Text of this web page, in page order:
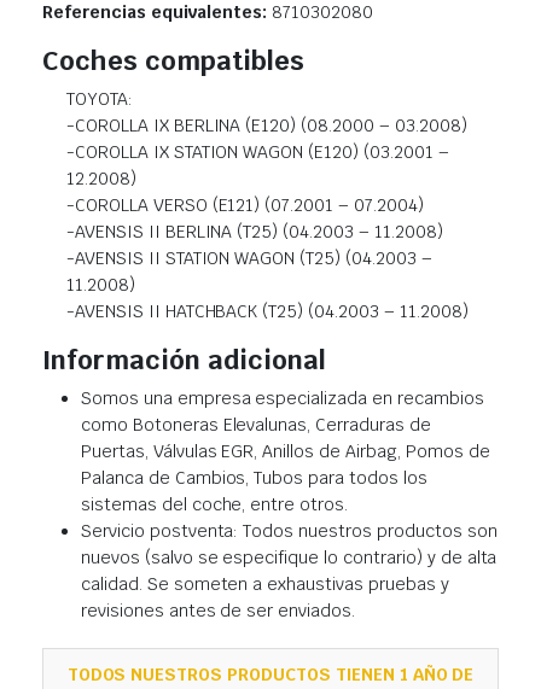
Referencias equivalentes: 8710302080
Coches compatibles
TOYOTA:
-COROLLA IX BERLINA (E120) (08.2000 – 03.2008)
-COROLLA IX STATION WAGON (E120) (03.2001 –
12.2008)
-COROLLA VERSO (E121) (07.2001 – 07.2004)
-AVENSIS II BERLINA (T25) (04.2003 – 11.2008)
-AVENSIS II STATION WAGON (T25) (04.2003 –
11.2008)
-AVENSIS II HATCHBACK (T25) (04.2003 – 11.2008)
Información adicional
Somos una empresa especializada en recambios
como Botoneras Elevalunas, Cerraduras de
Puertas, Válvulas EGR, Anillos de Airbag, Pomos de
Palanca de Cambios, Tubos para todos los
sistemas del coche, entre otros.
Servicio postventa: Todos nuestros productos son
nuevos (salvo se especifique lo contrario) y de alta
calidad. Se someten a exhaustivas pruebas y
revisiones antes de ser enviados.
TODOS NUESTROS PRODUCTOS TIENEN 1 AÑO DE